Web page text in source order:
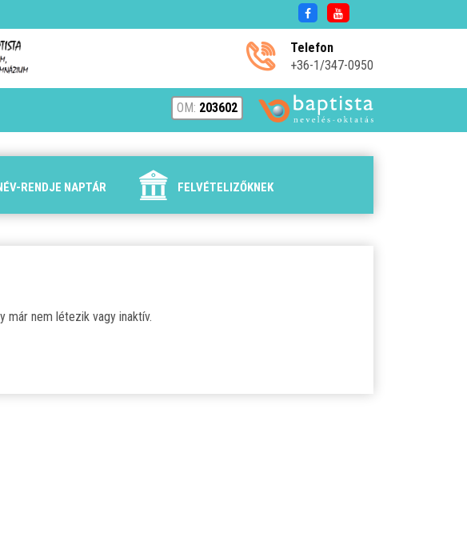
Telefon
+36-1/347-0950
OM: 203602
RENDJE NAPTÁR FELVÉTELIZŐKNEK
már nem létezik vagy inaktív.